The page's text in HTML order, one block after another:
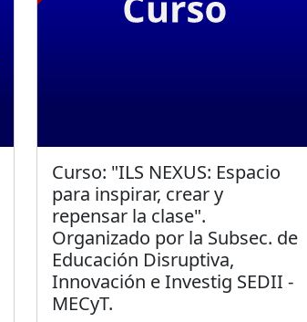
Curso: "ILS NEXUS: Espacio
para inspirar, crear y
repensar la clase".
Organizado por la Subsec. de
Educación Disruptiva,
Innovación e Investig SEDII -
MECyT.